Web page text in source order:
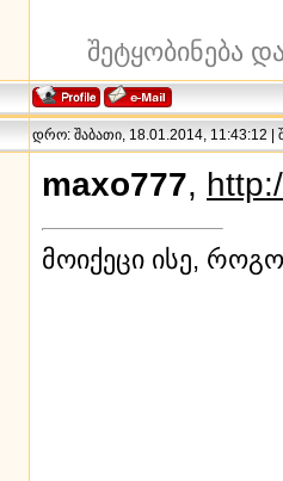
შეტყობინება
დრო: შაბათი, 18.01.2014, 11:43:12 |
maxo777,
მოიქეცი ისე,